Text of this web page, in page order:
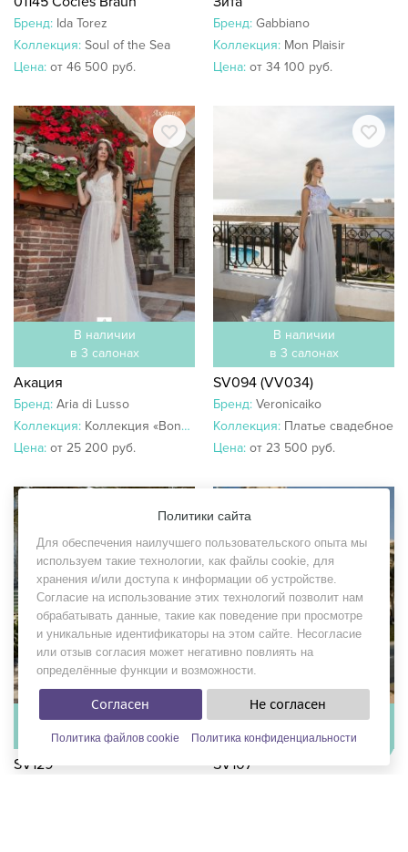
ФИЛЬТРЫ
Бренд: Ida Torez
Коллекция: Soul of the Sea
Цена: от 46 500 руб.
Бренд: Gabbiano
Коллекция: Mon Plaisir
Цена: от 34 100 руб.
В наличии
в 3 салонах
Акация
Бренд: Aria di Lusso
Коллекция: Коллекция «BonneVille»
Цена: от 25 200 руб.
В наличии
в 3 салонах
SV094 (VV034)
Бренд: Veronicaiko
Коллекция: Платье свадебное
Цена: от 23 500 руб.
В наличии
в 3 салонах
SV129
В наличии
в 3 салонах
SV107
Политики сайта
Для обеспечения наилучшего пользовательского опыта мы
используем такие технологии, как файлы cookie, для
хранения и/или доступа к информации об устройстве.
Согласие на использование этих технологий позволит нам
обрабатывать данные, такие как поведение при просмотре
и уникальные идентификаторы на этом сайте. Несогласие
или отзыв согласия может негативно повлиять на
определённые функции и возможности.
Согласен Не согласен
Политика файлов cookie Политика конфиденциальности